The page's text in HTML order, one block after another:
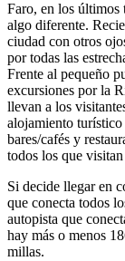
Faro, en los últimos
algo diferente.
ciudad con otros
por todas las
Frente al pequeño
excursiones por la
llevan a los
alojamiento
bares/cafés y
todos los que
Si decide llegar en
que conecta todos
autopista que
hay más o menos
millas.